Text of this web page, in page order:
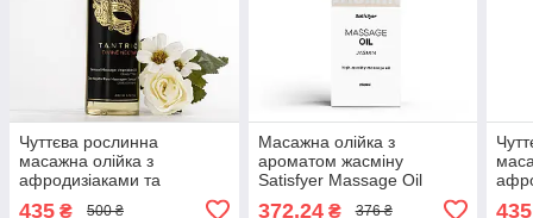
Чуттєва рослинна
масажна олійка з
афродизіаками та
435 ₴ 500 ₴
Масажна олійка з
ароматом жасміну
Satisfyer Massage Oil
Jasmin, 250 мл (термін по
372,24₴ 376 ₴ 435